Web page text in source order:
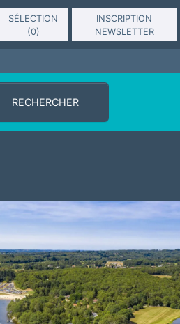
SÉLECTION
(0)
INSCRIPTION
NEWSLETTER
RECHERCHER